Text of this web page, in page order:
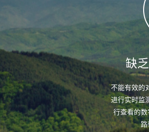
缺
不能有效的
进行实时监
行查看的
路